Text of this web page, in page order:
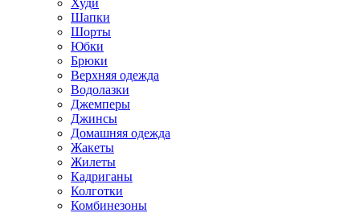
Шапки
Шорты
Юбки
Брюки
Верхняя одежда
Водолазки
Джемперы
Джинсы
Домашняя одежда
Жакеты
Жилеты
Кадриганы
Колготки
Комбинезоны